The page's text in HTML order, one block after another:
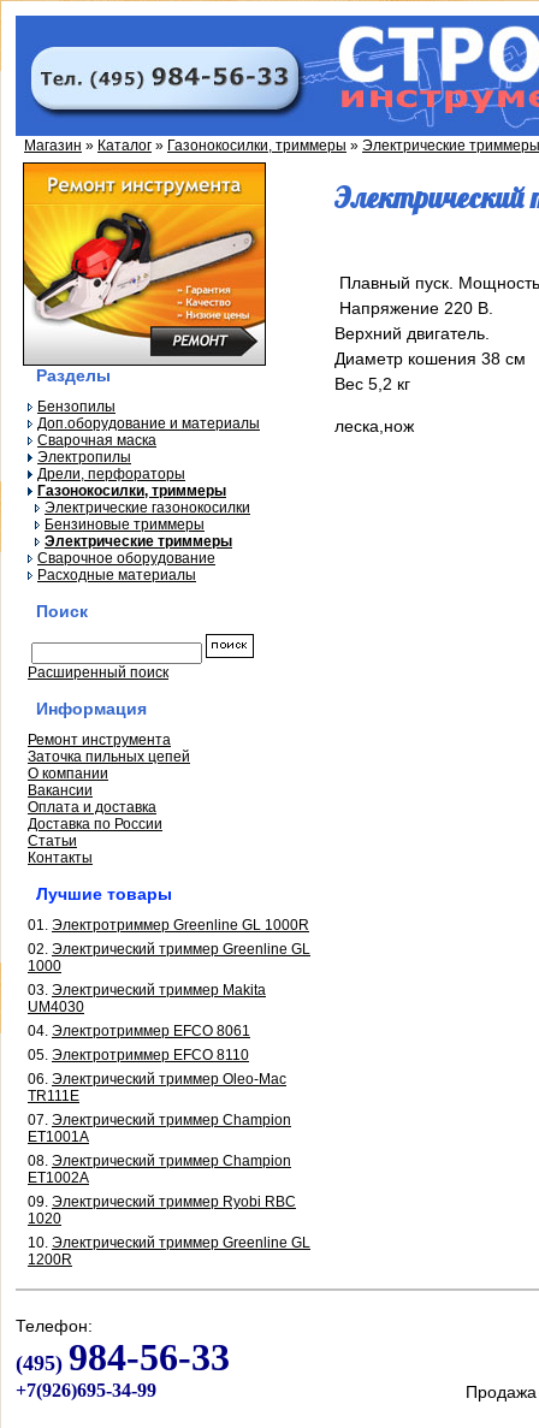
Магазин » Каталог » Газонокосилки, триммеры » Электрические триммеры
Разделы
Бензопилы
Доп.оборудование и материалы
Сварочная маска
Электропилы
Дрели, перфораторы
Газонокосилки, триммеры
Электрические газонокосилки
Бензиновые триммеры
Электрические триммеры
Сварочное оборудование
Расходные материалы
Поиск
Расширенный поиск
Информация
Ремонт инструмента
Заточка пильных цепей
О компании
Вакансии
Оплата и доставка
Доставка по России
Статьи
Контакты
Лучшие товары
01. Электротриммер Greenline GL 1000R
02. Электрический триммер Greenline GL
1000
03. Электрический триммер Makita
UM4030
04. Электротриммер EFCO 8061
05. Электротриммер EFCO 8110
06. Электрический триммер Oleo-Mac
TR111E
07. Электрический триммер Champion
ET1001A
08. Электрический триммер Champion
ET1002A
09. Электрический триммер Ryobi RBC
1020
10. Электрический триммер Greenline GL
1200R
Электрический
Плавный пуск.
Напряжение 220 В.
Верхний двигатель.
Диаметр кошения 38 см
Вес 5,2 кг
леска,нож
Телефон:
(495) 984-56-33
+7(926)695-34-99 Продажа